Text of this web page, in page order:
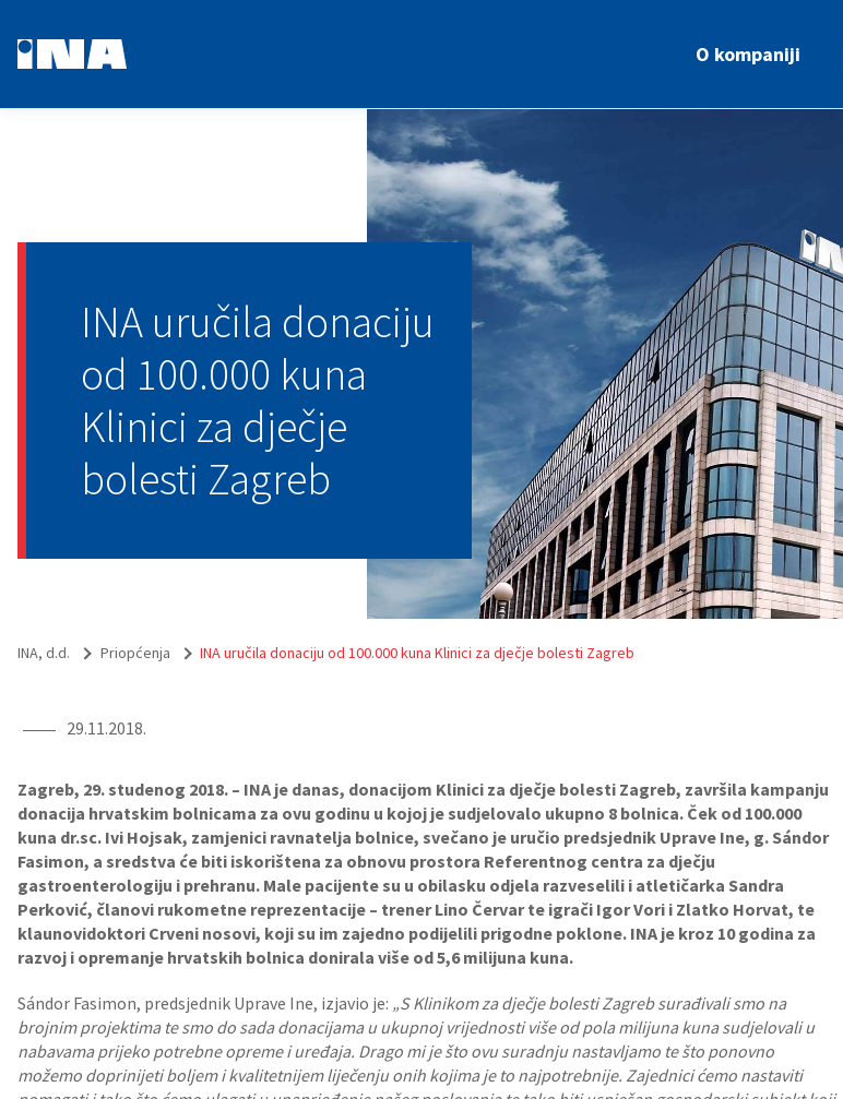
O kompaniji
INA uručila donaciju
od 100.000 kuna
Klinici za dječje
bolesti Zagreb
INA, d.d. Priopćenja INA uručila donaciju od 100.000 kuna Klinici za dječje bolesti Zagreb
29.11.2018.
Zagreb, 29. studenog 2018. – INA je danas, donacijom Klinici za dječje bolesti Zagreb, završila kampanju
donacija hrvatskim bolnicama za ovu godinu u kojoj je sudjelovalo ukupno 8 bolnica. Ček od 100.000
kuna dr.sc. Ivi Hojsak, zamjenici ravnatelja bolnice, svečano je uručio predsjednik Uprave Ine, g. Sándor
Fasimon, a sredstva će biti iskorištena za obnovu prostora Referentnog centra za dječju
gastroenterologiju i prehranu. Male pacijente su u obilasku odjela razveselili i atletičarka Sandra
Perković, članovi rukometne reprezentacije – trener Lino Červar te igrači Igor Vori i Zlatko Horvat, te
klaunovidoktori Crveni nosovi, koji su im zajedno podijelili prigodne poklone. INA je kroz 10 godina za
razvoj i opremanje hrvatskih bolnica donirala više od 5,6 milijuna kuna.
Sándor Fasimon, predsjednik Uprave Ine, izjavio je: „S Klinikom za dječje bolesti Zagreb surađivali smo na
brojnim projektima te smo do sada donacijama u ukupnoj vrijednosti više od pola milijuna kuna sudjelovali u
nabavama prijeko potrebne opreme i uređaja. Drago mi je što ovu suradnju nastavljamo te što ponovno
možemo doprinijeti boljem i kvalitetnijem liječenju onih kojima je to najpotrebnije. Zajednici ćemo nastaviti